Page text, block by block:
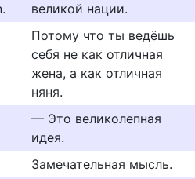
великой нации.
Потому что ты ведёшь
себя не как отличная
жена, а как отличная
няня.
— Это великолепная
идея.
Замечательная мысль.